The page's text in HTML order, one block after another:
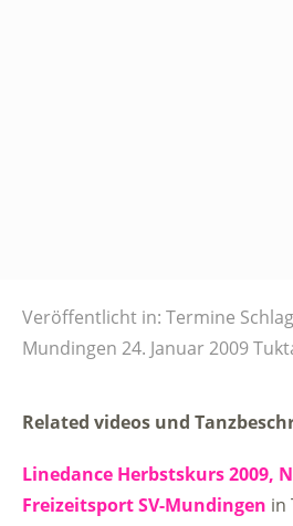
Veröffentlicht in: Termine
Mundingen 24. Januar 2009
Related videos und
Linedance Herbstskurs 2009,
Freizeitsport SV-Mundingen in